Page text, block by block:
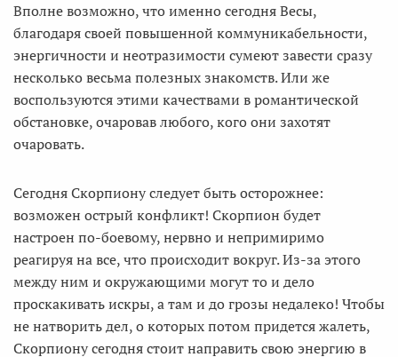
Вполне возможно, что именно сегодня Весы,
благодаря своей повышенной коммуникабельности,
энергичности и неотразимости сумеют завести сразу
несколько весьма полезных знакомств. Или же
воспользуются этими качествами в романтической
обстановке, очаровав любого, кого они захотят
очаровать.
Сегодня Скорпиону следует быть осторожнее:
возможен острый конфликт! Скорпион будет
настроен по-боевому, нервно и непримиримо
реагируя на все, что происходит вокруг. Из-за этого
между ним и окружающими могут то и дело
проскакивать искры, а там и до грозы недалеко! Чтобы
не натворить дел, о которых потом придется жалеть,
Скорпиону сегодня стоит направить свою энергию в